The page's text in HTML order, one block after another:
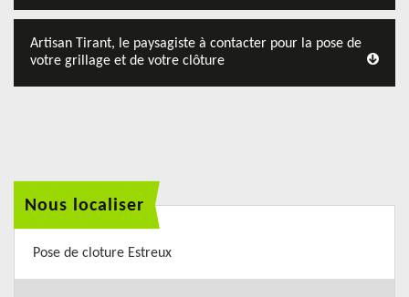
Artisan Tirant, le paysagiste à contacter pour la pose de
votre grillage et de votre clôture
Nous localiser
Pose de cloture Estreux